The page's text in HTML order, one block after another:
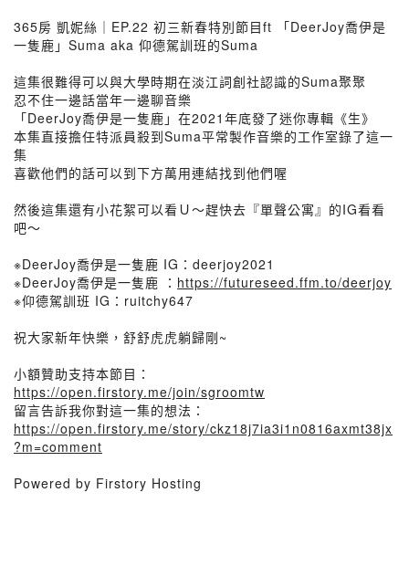
365房 凱妮絲｜EP.22 初三新春特別節目ft 「DeerJoy喬伊是
一隻鹿」Suma aka 仰德駕訓班的Suma
這集很難得可以與大學時期在淡江詞創社認識的Suma聚聚
忍不住一邊話當年一邊聊音樂
「DeerJoy喬伊是一隻鹿」在2021年底發了迷你專輯《生》
本集直接擔任特派員殺到Suma平常製作音樂的工作室錄了這一
集
喜歡他們的話可以到下方萬用連結找到他們喔
然後這集還有小花絮可以看Ｕ～趕快去『單聲公寓』的IG看看
吧～
※DeerJoy喬伊是一隻鹿 IG：deerjoy2021
※DeerJoy喬伊是一隻鹿 ： https://futureseed.ffm.to/deerjoy
※仰德駕訓班 IG：ruitchy647
祝大家新年快樂，舒舒虎虎躺歸剛~
小額贊助支持本節目：
https://open.firstory.me/join/sgroomtw
留言告訴我你對這一集的想法：
https://open.firstory.me/story/ckz18j7ia3i1n0816axmt38jx
?m=comment
Powered by Firstory Hosting